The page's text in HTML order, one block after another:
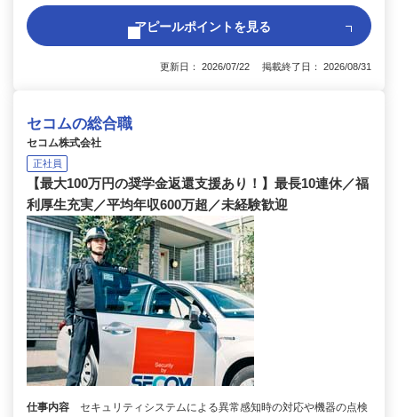
アピールポイントを見る
更新日： 2026/07/22 掲載終了日： 2026/08/31
セコムの総合職
セコム株式会社
正社員
【最大100万円の奨学金返還支援あり！】最長10連休／福
利厚生充実／平均年収600万超／未経験歓迎
仕事内容
セキュリティシステムによる異常感知時の対応や機器の点検